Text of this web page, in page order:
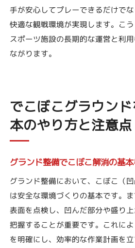
手が安心してプレーできるだけで
快適な観戦環境が実現します。こう
スポーツ施設の長期的な運営と利
ながります。
でこぼこグラウン
本のやり方と注意点
グランド整備でこぼこ解消の基
グランド整備において、こぼこ（
は安全な環境づくりの基本です。
表面を点検し、凹んだ部分や盛り
把握することが重要です。これに
を明確にし、効率的な作業計画を立